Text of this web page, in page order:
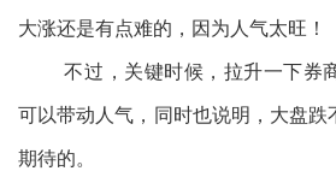
大涨还是有点难的，因为人气太旺！
不过，关键时候，拉升一下券
可以带动人气，同时也说明，大盘跌
期待的。